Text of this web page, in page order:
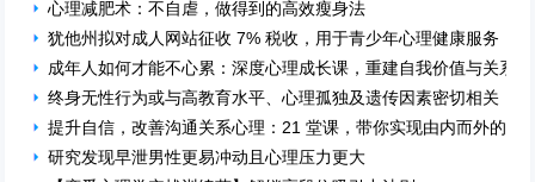
心理减肥术：不自虐，做得到的高效瘦身法
犹他州拟对成人网站征收 7% 税收，用于青少年心理健康服务
成年人如何才能不心累：深度心理成长课，重建自我价值与关系
终身无性行为或与高教育水平、心理孤独及遗传因素密切相关
提升自信，改善沟通关系心理：21 堂课，带你实现由内而外的成
研究发现早泄男性更易冲动且心理压力更大